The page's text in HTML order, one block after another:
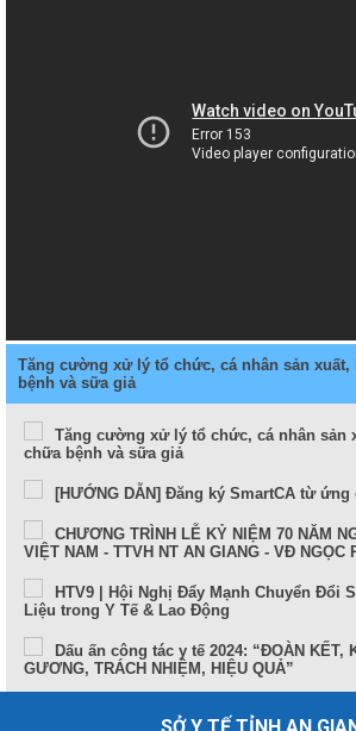
Tăng cường xử lý tổ chức, cá nhân sản
bệnh và sữa giả
Tăng cường xử lý tổ chức, cá nhân sản
chữa bệnh và sữa giả
[HƯỚNG DẪN] Đăng ký SmartCA từ ứng
CHƯƠNG TRÌNH LỄ KỶ NIỆM 70 NĂM
VIỆT NAM - TTVH NT AN GIANG - VĐ NGỌC
HTV9 | Hội Nghị Đẩy Mạnh Chuyển Đổi
Liệu trong Y Tế & Lao Động
Dấu ấn công tác y tế 2024: “ĐOÀN KẾT,
GƯƠNG, TRÁCH NHIỆM, HIỆU QUẢ”